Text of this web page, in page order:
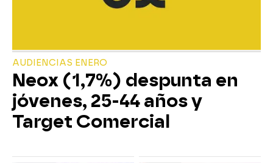
AUDIENCIAS ENERO
Neox (1,7%) despunta en
jóvenes, 25-44 años y
Target Comercial